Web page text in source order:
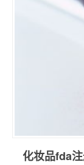
化妆品fda